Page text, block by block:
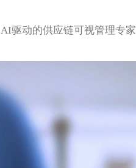
AI驱动的供应链可视管理专家